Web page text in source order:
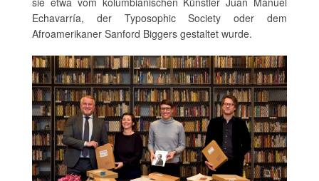
Echavarría, der Typosophic Society oder dem
Afroamerikaner Sanford Biggers gestaltet wurde.